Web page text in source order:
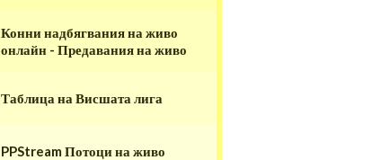
Конни надбягвания на живо
онлайн - Предавания на живо
Таблица на Висшата лига
PPStream Потоци на живо